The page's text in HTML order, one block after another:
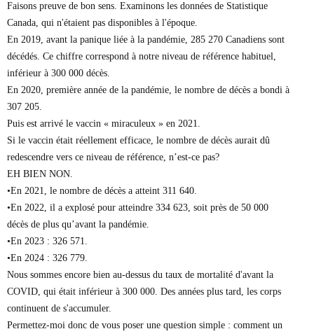
Faisons preuve de bon sens. Examinons les données de Statistique
Canada, qui n'étaient pas disponibles à l'époque.
En 2019, avant la panique liée à la pandémie, 285 270 Canadiens sont
décédés. Ce chiffre correspond à notre niveau de référence habituel,
inférieur à 300 000 décès.
En 2020, première année de la pandémie, le nombre de décès a bondi à
307 205.
Puis est arrivé le vaccin « miraculeux » en 2021.
Si le vaccin était réellement efficace, le nombre de décès aurait dû
redescendre vers ce niveau de référence, n’est-ce pas?
EH BIEN NON.
•En 2021, le nombre de décès a atteint 311 640.
•En 2022, il a explosé pour atteindre 334 623, soit près de 50 000
décès de plus qu’avant la pandémie.
•En 2023 : 326 571.
•En 2024 : 326 779.
Nous sommes encore bien au-dessus du taux de mortalité d'avant la
COVID, qui était inférieur à 300 000. Des années plus tard, les corps
continuent de s'accumuler.
Permettez-moi donc de vous poser une question simple : comment un